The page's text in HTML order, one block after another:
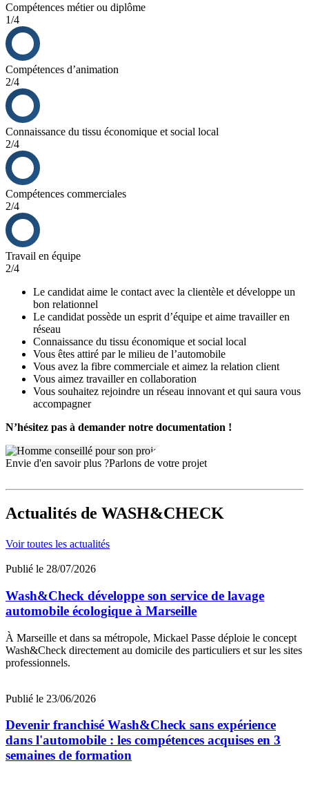
Compétences métier ou diplôme
1/4
Compétences d’animation
2/4
Connaissance du tissu économique et social local
2/4
Compétences commerciales
2/4
Travail en équipe
2/4
Le candidat aime le contact avec la clientèle et développe un
bon relationnel
Le candidat possède un esprit d’équipe et aime travailler en
réseau
Connaissance du tissu économique et social local
Vous êtes attiré par le milieu de l’automobile
Vous avez la fibre commerciale et aimez la relation client
Vous aimez travailler en collaboration
Vous souhaitez rejoindre un réseau innovant et qui saura vous
accompagner
N’hésitez pas à demander notre documentation !
Envie d'en savoir plus ?Parlons de votre projet
Actualités de WASH&CHECK
Voir toutes les actualités
Publié le 28/07/2026
Wash&Check développe son service de lavage
automobile écologique à Marseille
À Marseille et dans sa métropole, Mickael Passe déploie le concept
Wash&Check directement au domicile des particuliers et sur les sites
professionnels.
Publié le 23/06/2026
Devenir franchisé Wash&Check sans expérience
dans l'automobile : les compétences acquises en 3
semaines de formation